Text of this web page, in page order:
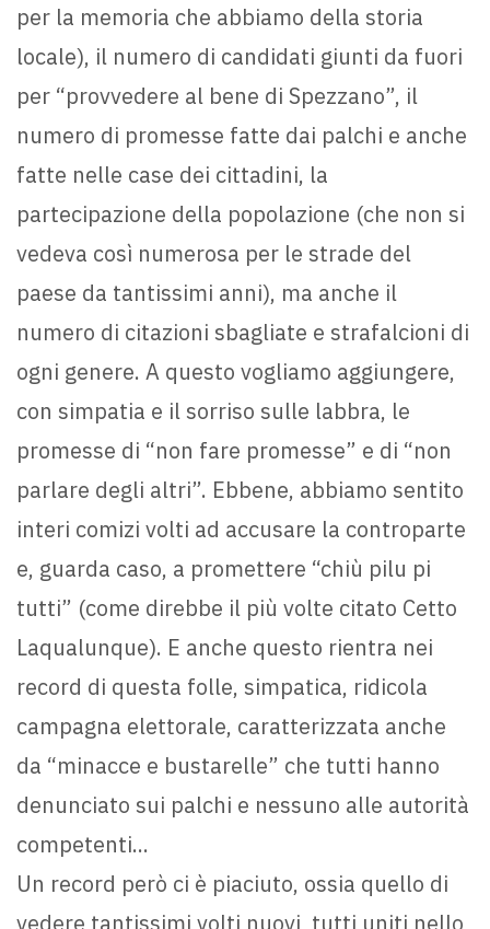
per la memoria che abbiamo della storia
locale), il numero di candidati giunti da fuori
per “provvedere al bene di Spezzano”, il
numero di promesse fatte dai palchi e anche
fatte nelle case dei cittadini, la
partecipazione della popolazione (che non si
vedeva così numerosa per le strade del
paese da tantissimi anni), ma anche il
numero di citazioni sbagliate e strafalcioni di
ogni genere. A questo vogliamo aggiungere,
con simpatia e il sorriso sulle labbra, le
promesse di “non fare promesse” e di “non
parlare degli altri”. Ebbene, abbiamo sentito
interi comizi volti ad accusare la controparte
e, guarda caso, a promettere “chiù pilu pi
tutti” (come direbbe il più volte citato Cetto
Laqualunque). E anche questo rientra nei
record di questa folle, simpatica, ridicola
campagna elettorale, caratterizzata anche
da “minacce e bustarelle” che tutti hanno
denunciato sui palchi e nessuno alle autorità
competenti...
Un record però ci è piaciuto, ossia quello di
vedere tantissimi volti nuovi, tutti uniti nello